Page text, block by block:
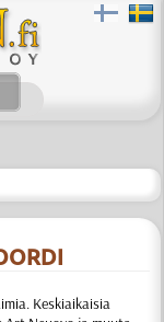
Keskiaikaisia